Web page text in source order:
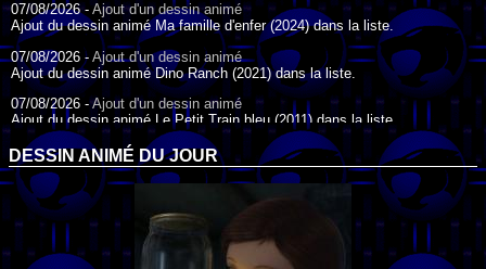
07/08/2026 -Ajout d'un dessin animé
Ajout du dessin animé Ma famille d'enfer (2024) dans la liste.
07/08/2026 - Ajout d'un dessin animé
Ajout du dessin animé Dino Ranch (2021) dans la liste.
07/08/2026 -Ajout d'un dessin animé
Ajout du dessin animé Le Petit Train bleu (2011) dans la liste.
07/08/2026 -Ajout d'un dessin animé
Ajout du dessin animé Agent Spécial Oso (2009) dans la liste.
17/07/2026 -Ajout d'un dessin animé
Ajout du dessin animé Peter Pan (1988) dans la liste.
17/07/2026 -
Ajout d'un dessin animé
Ajout du dessin animé Le Bossu de Notre-Dame (1996) dans la liste.
DESSIN ANIMÉ DU JOUR